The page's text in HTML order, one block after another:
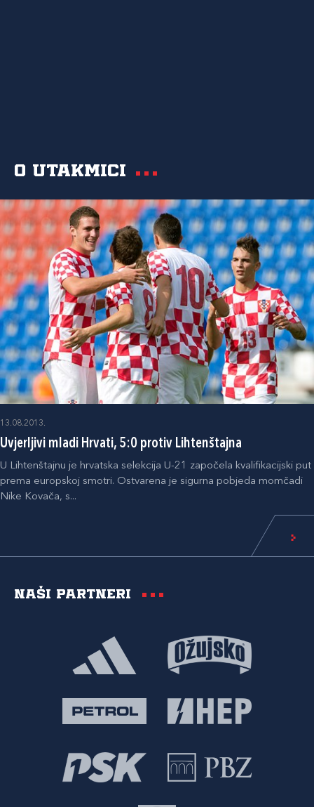
O utakmici
13.08.2013.
Uvjerljivi mladi Hrvati, 5:0 protiv Lihtenštajna
U Lihtenštajnu je hrvatska selekcija U-21 započela kvalifikacijski put
prema europskoj smotri. Ostvarena je sigurna pobjeda momčadi
Nike Kovača, s...
Naši partneri